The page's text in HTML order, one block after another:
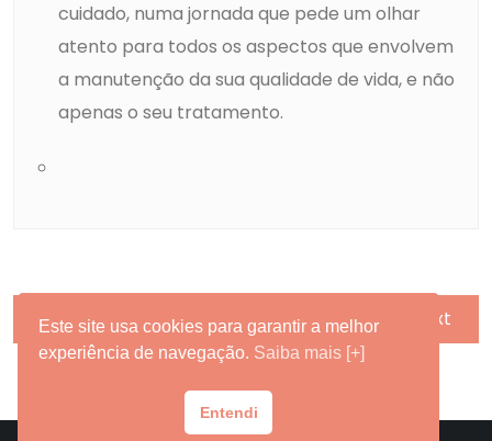
cuidado, numa jornada que pede um olhar
atento para todos os aspectos que envolvem
a manutenção da sua qualidade de vida, e não
apenas o seu tratamento.
Previous Next
Este site usa cookies para garantir a melhor
experiência de navegação. Saiba mais [+]
Entendi